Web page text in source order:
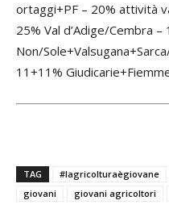
ortaggi+PF – 20% attività
25% Val d’Adige/Cembra –
Non/
11+11%
TAG #lagricolturaègiovane
giovani
giovani agricoltori